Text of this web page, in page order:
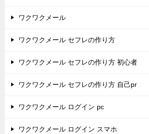
ワクワクメール
ワクワクメール セフレの作り方
ワクワクメール セフレの作り方 初心者
ワクワクメール セフレの作り方 自己pr
ワクワクメール ログイン pc
ワクワクメール ログイン スマホ